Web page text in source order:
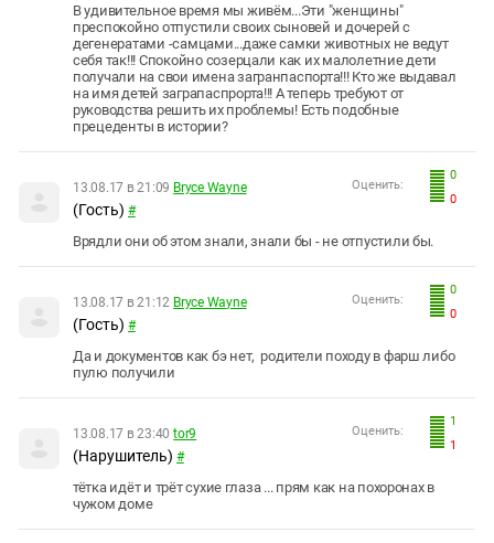
В удивительное время мы живём...Эти "женщины"
преспокойно отпустили своих сыновей и дочерей с
дегенератами -самцами...даже самки животных не ведут
себя так!!! Спокойно созерцали как их малолетние дети
получали на свои имена загранпаспорта!!! Кто же выдавал
на имя детей заграпаспрорта!!! А теперь требуют от
руководства решить их проблемы! Есть подобные
прецеденты в истории?
0
0
Оценить:
13.08.17 в 21:09 Bryce Wayne
(Гость) #
Врядли они об этом знали, знали бы - не отпустили бы.
0
0
Оценить:
13.08.17 в 21:12 Bryce Wayne
(Гость) #
Да и документов как бэ нет, родители походу в фарш либо
пулю получили
1
1
Оценить:
13.08.17 в 23:40 tor9
(Нарушитель) #
тётка идёт и трёт сухие глаза ... прям как на похоронах в
чужом доме